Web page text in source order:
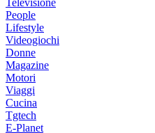
Televisione
People
Lifestyle
Videogiochi
Donne
Magazine
Motori
Viaggi
Cucina
Tgtech
E-Planet